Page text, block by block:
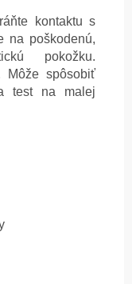
kontaktu s
na poškodenú,
pokožku.
Môže spôsobiť
test na malej